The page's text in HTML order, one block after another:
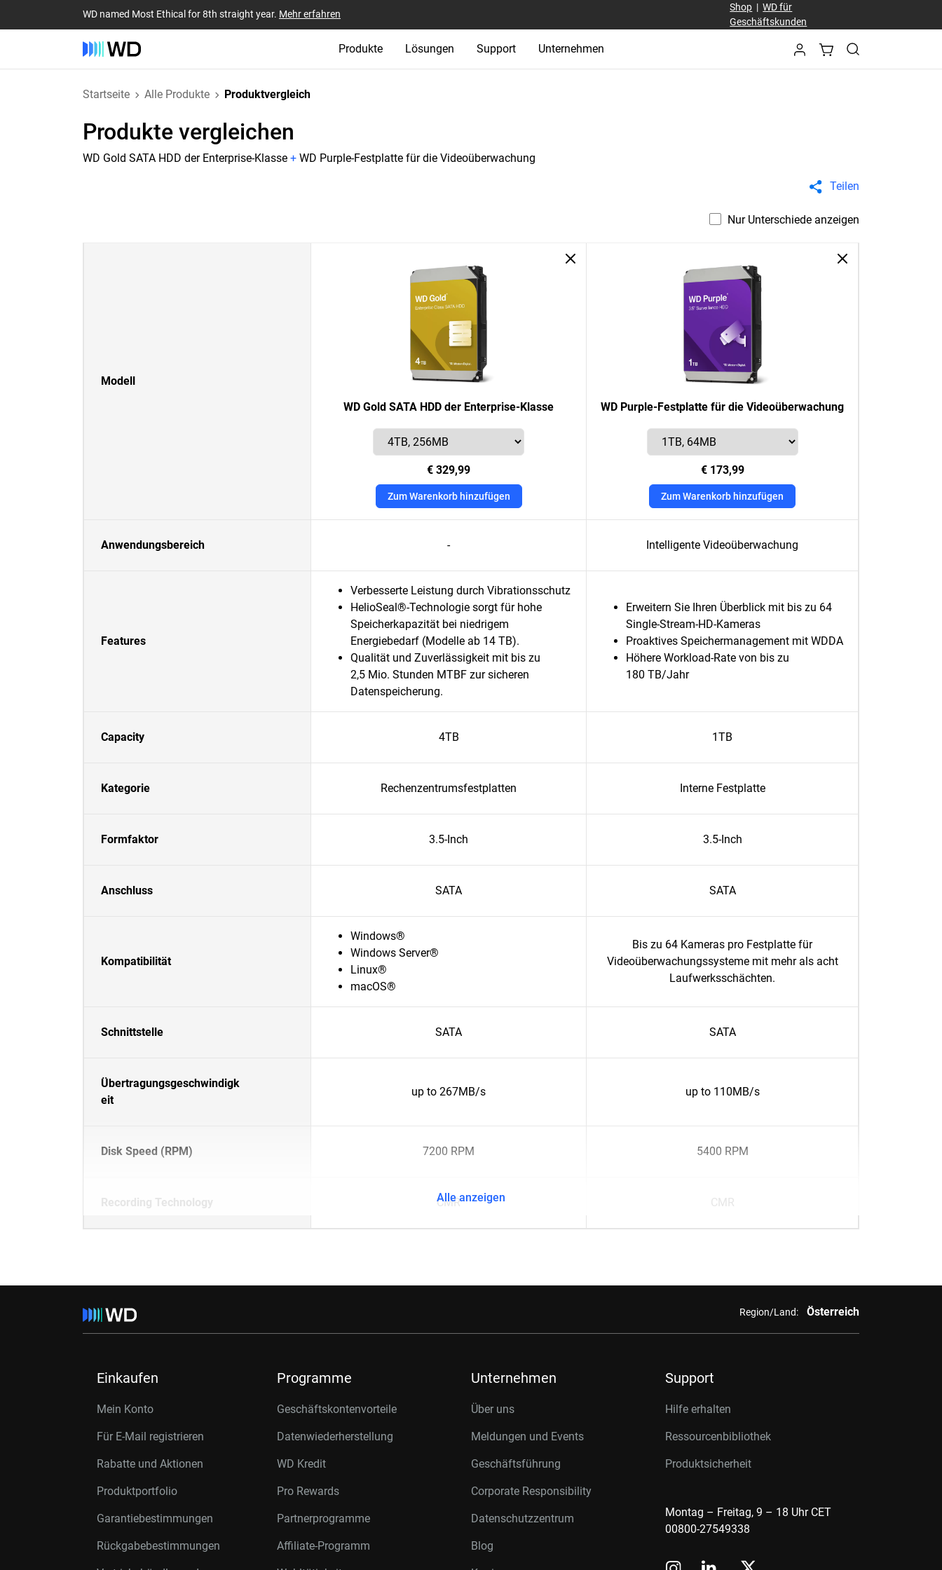
WD named Most Ethical for 8th straight year. Mehr erfahren
Shop |WD für
Geschäftskunden
Produkte Lösungen Support Unternehmen
Startseite Alle Produkte Produktvergleich
Produkte vergleichen
WD Gold SATA HDD der Enterprise-Klasse + WD Purple-Festplatte für die Videoüberwachung
Teilen
Nur Unterschiede anzeigen
Modell
WD Gold SATA HDD der Enterprise-Klasse
€ 329,99
Zum Warenkorb hinzufügen
WD Purple-Festplatte für die Videoüberwachung
€ 173,99
Zum Warenkorb hinzufügen
Anwendungsbereich - Intelligente Videoüberwachung
Features
Verbesserte Leistung durch Vibrationsschutz
HelioSeal®-Technologie sorgt für hohe
Speicherkapazität bei niedrigem
Energiebedarf (Modelle ab 14 TB).
Qualität und Zuverlässigkeit mit bis zu
2,5 Mio. Stunden MTBF zur sicheren
Datenspeicherung.
Erweitern Sie Ihren Überblick mit bis zu 64
Single-Stream-HD-Kameras
Proaktives Speichermanagement mit WDDA
Höhere Workload-Rate von bis zu
180 TB/Jahr
Capacity 4TB 1TB
Kategorie Rechenzentrumsfestplatten Interne Festplatte
Formfaktor 3.5-Inch 3.5-Inch
Anschluss SATA SATA
Kompatibilität
Windows®
Windows Server®
Linux®
macOS®
Bis zu 64 Kameras pro Festplatte für
Videoüberwachungssysteme mit mehr als acht
Laufwerksschächten.
Schnittstelle SATA SATA
Übertragungsgeschwindigk
eit
up to 267MB/s up to 110MB/s
Disk Speed (RPM) 7200 RPM 5400 RPM
Recording Technology CMR CMR
Alle anzeigen
Region/Land: Österreich
Einkaufen
Mein Konto
Für E-Mail registrieren
Rabatte und Aktionen
Produktportfolio
Garantiebestimmungen
Rückgabebestimmungen
Programme
Geschäftskontenvorteile
Datenwiederherstellung
WD Kredit
Pro Rewards
Partnerprogramme
Affiliate-Programm
Unternehmen
Über uns
Meldungen und Events
Geschäftsführung
Corporate Responsibility
Datenschutzzentrum
Blog
Support
Hilfe erhalten
Ressourcenbibliothek
Produktsicherheit
Montag – Freitag, 9 – 18 Uhr CET
00800-27549338